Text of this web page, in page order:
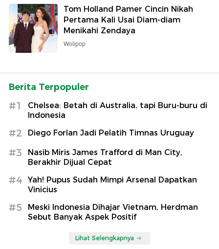
Tom Holland Pamer Cincin Nikah
Pertama Kali Usai Diam-diam
Menikahi Zendaya
Wolipop
Berita Terpopuler
#1
Chelsea: Betah di Australia, tapi Buru-buru di
Indonesia
#2 Diego Forlan Jadi Pelatih Timnas Uruguay
#3
Nasib Miris James Trafford di Man City,
Berakhir Dijual Cepat
#4
Yah! Pupus Sudah Mimpi Arsenal Dapatkan
Vinicius
#5
Meski Indonesia Dihajar Vietnam, Herdman
Sebut Banyak Aspek Positif
Lihat Selengkapnya